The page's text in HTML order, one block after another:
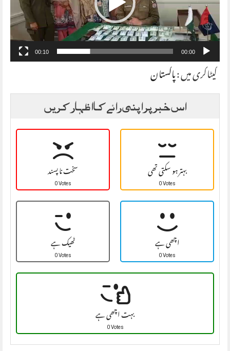
00:00
00:10
کیٹاگری میں :پاکستان
اس خبر پر اپنی رائے کا اظہار کریں
سخت نا پسند
0 Votes بہتر ہو سکتی تھی
0 Votes
ٹھیک ہے
0 Votes اچھی ہے
0 Votes
بہت اچھی ہے
0 Votes